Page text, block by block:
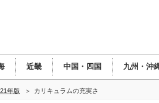
近畿 中国・四国 九州・沖
年版 カリキュラムの充実さ